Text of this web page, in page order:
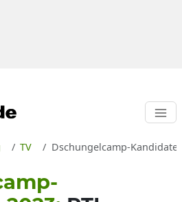
TV Dschungelcamp-